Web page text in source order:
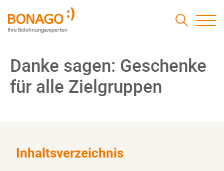
Danke sagen: Geschenke
für alle Zielgruppen
Inhaltsverzeichnis